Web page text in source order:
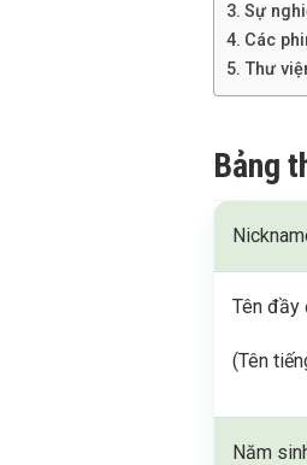
Sự
Các
Thư
Bảng
Tên đầy
(Tên
Năm